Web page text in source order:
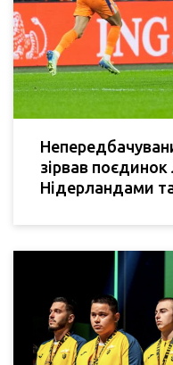
зірвав поєдинок
Нідерландами